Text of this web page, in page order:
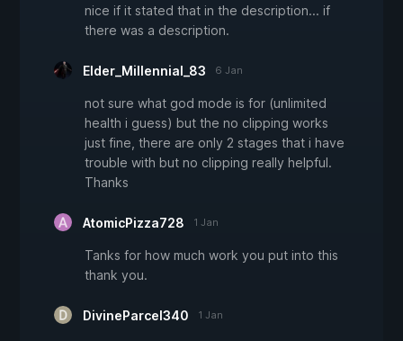
nice if it stated that in the description... if
there was a description.
Elder_Millennial_83 6 Jan
not sure what god mode is for (unlimited
health i guess) but the no clipping works
just fine, there are only 2 stages that i have
trouble with but no clipping really helpful.
Thanks
AtomicPizza728 1 Jan
Tanks for how much work you put into this
thank you.
DivineParcel340 1 Jan